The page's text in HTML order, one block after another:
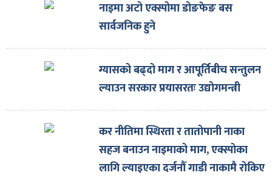
नाइमा अटो एक्स्पोमा डोङफेङ बस
सार्वजनिक हुने
ग्यासको बढ्दो माग र आपूर्तिबीच सन्तुलन
ल्याउन सरकार प्रयासरतः उद्योगमन्त्री
कर नीतिमा स्थिरता र तातोपानी नाका
सहज बनाउन नाइमाको माग, एक्स्पोका
लागि ल्याइएका दर्जनौँ गाडी नाकामै रोकिए